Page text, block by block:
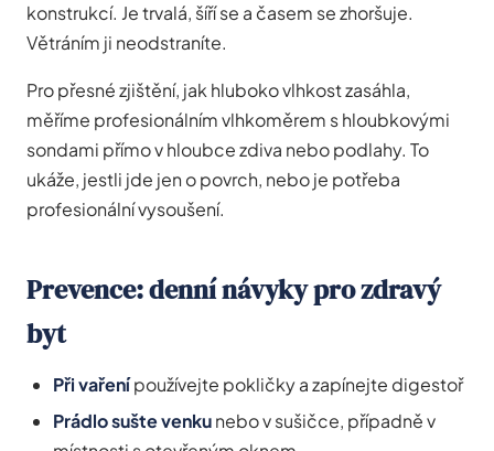
konstrukcí. Je trvalá, šíří se a časem se zhoršuje.
Větráním ji neodstraníte.
Pro přesné zjištění, jak hluboko vlhkost zasáhla,
měříme profesionálním vlhkoměrem s hloubkovými
sondami přímo v hloubce zdiva nebo podlahy. To
ukáže, jestli jde jen o povrch, nebo je potřeba
profesionální vysoušení.
Prevence: denní návyky pro zdravý
byt
Při vařenípoužívejte pokličky a zapínejte digestoř
Prádlo sušte venkunebo v sušičce, případně v